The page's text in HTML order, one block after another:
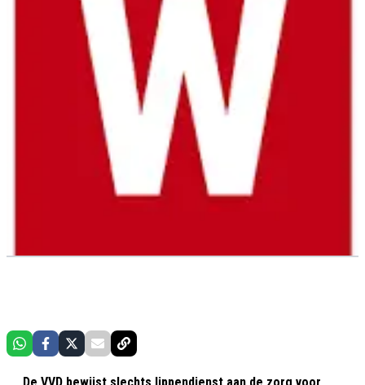
De VVD bewijst slechts lippendienst aan de zorg voor